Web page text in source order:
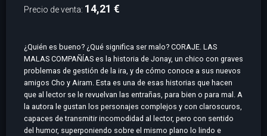
Precio de venta: 14,21 €
¿Quién es bueno? ¿Qué significa ser malo? CORAJE. LAS
MALAS COMPAÑÍAS es la historia de Jonay, un chico con graves
problemas de gestión de la ira, y de cómo conoce a sus nuevos
amigos Cho y Airam. Esta es una de esas historias que hacen
que al lector se le revuelvan las entrañas, para bien o para mal. A
la autora le gustan los personajes complejos y con claroscuros,
capaces de transmitir incomodidad al lector, pero con sentido
del humor, superponiendo sobre el mismo plano lo lindo e